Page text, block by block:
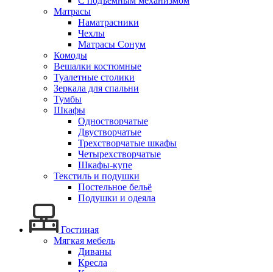
Матрасы
Наматрасники
Чехлы
Матрасы Сонум
Комоды
Вешалки костюмные
Туалетные столики
Зеркала для спальни
Тумбы
Шкафы
Одностворчатые
Двустворчатые
Трехстворчатые шкафы
Четырехстворчатые
Шкафы-купе
Текстиль и подушки
Постельное бельё
Подушки и одеяла
Гостиная
Мягкая мебель
Диваны
Кресла